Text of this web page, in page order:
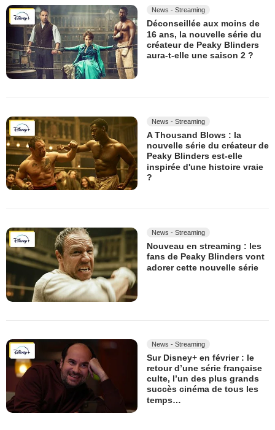
News - Streaming
Déconseillée aux moins de
16 ans, la nouvelle série du
créateur de Peaky Blinders
aura-t-elle une saison 2 ?
News - Streaming
A Thousand Blows : la
nouvelle série du créateur de
Peaky Blinders est-elle
inspirée d'une histoire vraie
?
News - Streaming
Nouveau en streaming : les
fans de Peaky Blinders vont
adorer cette nouvelle série
News - Streaming
Sur Disney+ en février : le
retour d’une série française
culte, l’un des plus grands
succès cinéma de tous les
temps…